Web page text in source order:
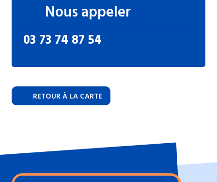
Nous appeler
03 73 74 87 54
RETOUR À LA CARTE